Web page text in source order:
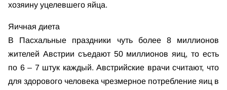
хозяину уцелевшего яйца.
Яичная диета
В Пасхальные праздники чуть более 8 миллионов
жителей Австрии съедают 50 миллионов яиц, то есть
по 6 – 7 штук каждый. Австрийские врачи считают, что
для здорового человека чрезмерное потребление яиц в